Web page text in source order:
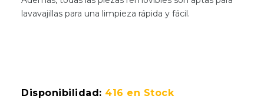
lavavajillas para una limpieza rápida y fácil.
Disponibilidad: 416 en Stock